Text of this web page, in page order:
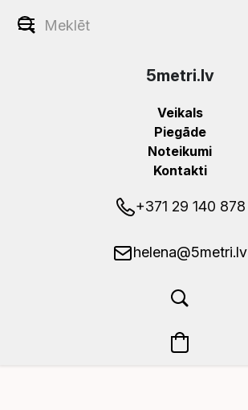
5metri.lv
Veikals
Piegāde
Noteikumi
Kontakti
+371 29 140 878
helena@5metri.lv